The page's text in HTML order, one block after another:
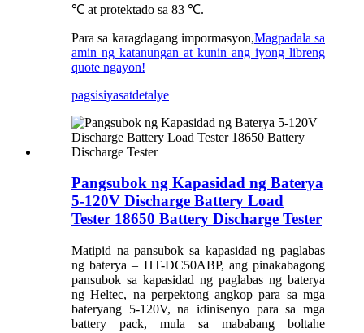
℃ at protektado sa 83 ℃.
Para sa karagdagang impormasyon,Magpadala sa
amin ng katanungan at kunin ang iyong libreng
quote ngayon!
pagsisiyasatdetalye
Pangsubok ng Kapasidad ng Baterya
5-120V Discharge Battery Load
Tester 18650 Battery Discharge Tester
Matipid na pansubok sa kapasidad ng paglabas
ng baterya – HT-DC50ABP, ang pinakabagong
pansubok sa kapasidad ng paglabas ng baterya
ng Heltec, na perpektong angkop para sa mga
bateryang 5-120V, na idinisenyo para sa mga
battery pack, mula sa mababang boltahe